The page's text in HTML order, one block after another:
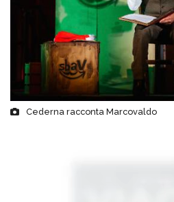
Cederna racconta Marcovaldo